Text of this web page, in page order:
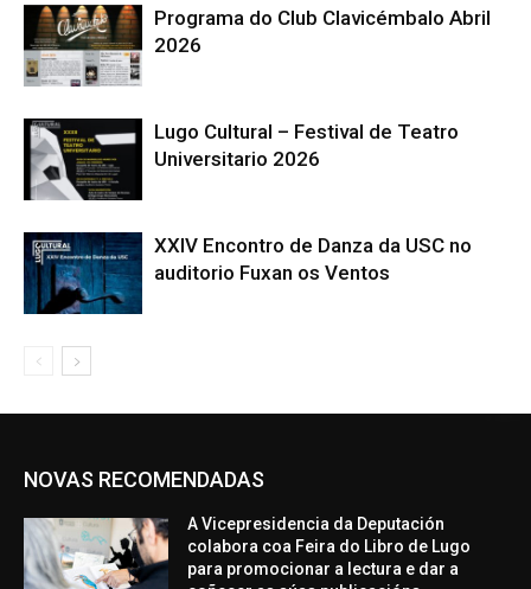
Programa do Club Clavicémbalo Abril
2026
Lugo Cultural – Festival de Teatro
Universitario 2026
XXIV Encontro de Danza da USC no
auditorio Fuxan os Ventos
NOVAS RECOMENDADAS
A Vicepresidencia da Deputación
colabora coa Feira do Libro de Lugo
para promocionar a lectura e dar a